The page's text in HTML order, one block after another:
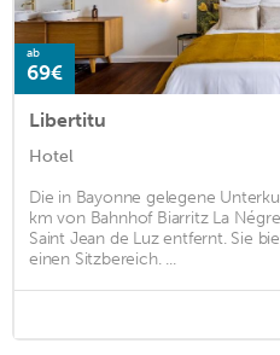
ab
69€
Libertitu
Hotel
Die in Bayonne gelegene
km von Bahnhof Biarritz La
Saint Jean de Luz entfernt. Sie
einen Sitzbereich. ...